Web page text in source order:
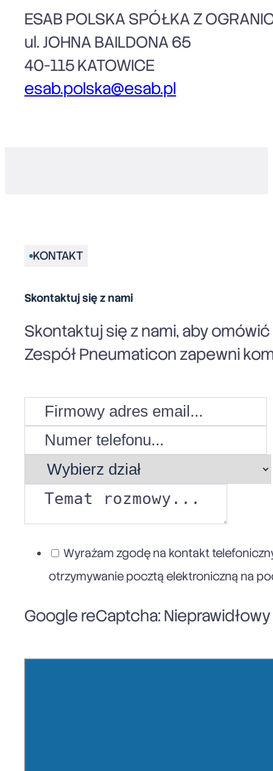
ESAB POLSKA SPÓŁKA Z
ul. JOHNA BAILDONA 65
40-115 KATOWICE
esab.polska@esab.pl
KONTAKT
Skontaktuj się z nami
Skontaktuj się z nami, aby
Zespół Pneumaticon zapewni
Wyrażam zgodę na kontakt
otrzymywanie pocztą elektroniczną na
Google reCaptcha: